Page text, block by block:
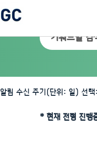
알림 수신 주기(단위: 일) 선택:
* 현재 전형 진행